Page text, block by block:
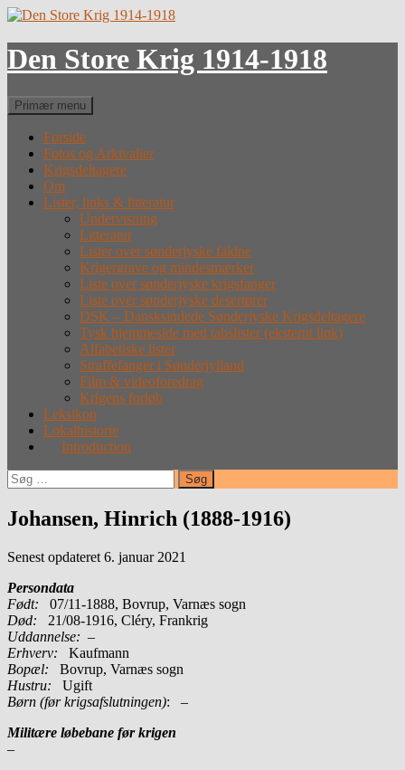
Hop
indhold
Den Store Krig 1914-1918
Søg
Primær menu
Forside
Fotos og Arkivalier
Krigsdeltagere
Om
Lister, links & litteratur
Undervisning
Litteratur
Lister over sønderjyske faldne
Krigergrave og mindesmærker
Liste over sønderjyske krigsfanger
Liste over sønderjyske desertører
DSK – Dansksindede Sønderjyske Krigsdeltagere
Tysk hjemmeside med tabslister (eksternt link)
Alfabetiske lister
Straffefanger i Sønderjylland
Film & videoforedrag
Krigens forløb
Leksikon
Lokalhistorie
Introduction
Søg
efter:
Johansen, Hinrich (1888-1916)
Senest opdateret 6. januar 2021
Persondata
Født: 07/11-1888, Bovrup, Varnæs sogn
Død: 21/08-1916, Cléry, Frankrig
Uddannelse: –
Erhverv: Kaufmann
Bopæl: Bovrup, Varnæs sogn
Hustru: Ugift
Børn (før krigsafslutningen): –
Militære løbebane før krigen
–